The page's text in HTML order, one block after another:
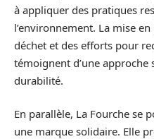
à appliquer des pratiques
l’environnement. La mise
déchet et des efforts pour
témoignent d’une approche
durabilité.
En parallèle, La Fourche se
une marque solidaire. Elle